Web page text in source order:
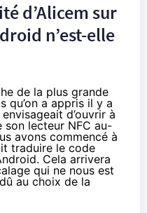
d’Alicem sur
n’est-elle
de la plus grande
qu’on a appris il y a
d’ouvrir à
son lecteur NFC au-
avons commencé à
traduire le code
Cela arrivera
qui ne nous est
au choix de la